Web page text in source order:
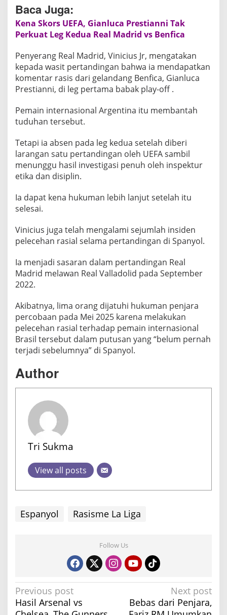
E
s
a
n
y
o
Baca Juga:
Kena Skors UEFA, Gianluca Prestianni Tak
Perkuat Leg Kedua Real Madrid vs Benfica
Penyerang Real Madrid, Vinicius Jr, mengatakan
kepada wasit pertandingan bahwa ia mendapatkan
komentar rasis dari gelandang Benfica, Gianluca
Prestianni, di leg pertama babak play-off .
Pemain internasional Argentina itu membantah
tuduhan tersebut.
Tetapi ia absen pada leg kedua setelah diberi
larangan satu pertandingan oleh UEFA sambil
menunggu hasil investigasi penuh oleh inspektur
etika dan disiplin.
Ia dapat kena hukuman lebih lanjut setelah itu
selesai.
Vinicius juga telah mengalami sejumlah insiden
pelecehan rasial selama pertandingan di Spanyol.
Ia menjadi sasaran dalam pertandingan Real
Madrid melawan Real Valladolid pada September
2022.
Akibatnya, lima orang dijatuhi hukuman penjara
percobaan pada Mei 2025 karena melakukan
pelecehan rasial terhadap pemain internasional
Brasil tersebut dalam putusan yang “belum pernah
terjadi sebelumnya” di Spanyol.
Author
Tri Sukma
View all posts
Espanyol Rasisme La Liga
Follow Us
P
o
Previous post
Hasil Arsenal vs
Next post
Bebas dari Penjara,